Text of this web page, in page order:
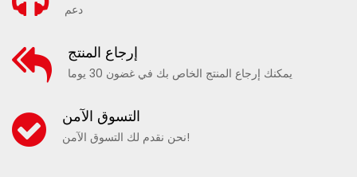
دعم
إرجاع المنتج
يمكنك إرجاع المنتج الخاص بك في غضون 30 يوما
التسوق الآمن
نحن نقدم لك التسوق الآمن!